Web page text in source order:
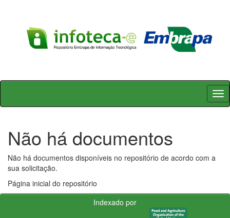
Skip
Não há documentos
Não há documentos disponíveis no repositório de acordo com a
sua solicitação.
Página inicial do repositório
Indexado por